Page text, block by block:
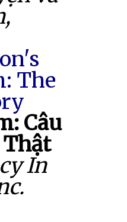
The
Câu
Thật
In